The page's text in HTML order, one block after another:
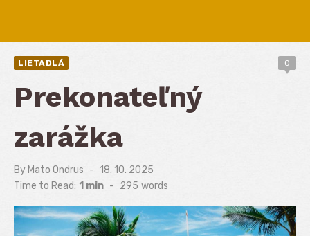
LIETADLÁ 0
Prekonateľný
zarážka
By Mato Ondrus
Posted
on
18. 10. 2025
Time to Read: 1 min - 295 words